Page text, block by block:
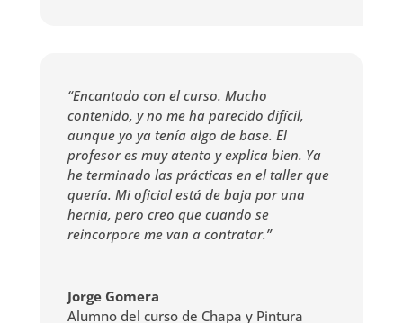
“Encantado con el curso. Mucho
contenido, y no me ha parecido difícil,
aunque yo ya tenía algo de base. El
profesor es muy atento y explica bien. Ya
he terminado las prácticas en el taller que
quería. Mi oficial está de baja por una
hernia, pero creo que cuando se
reincorpore me van a contratar.”
Jorge Gomera
Alumno del curso de Chapa y Pintura